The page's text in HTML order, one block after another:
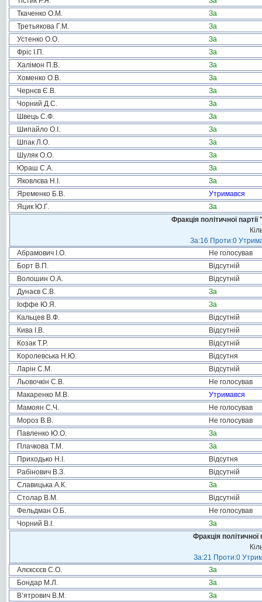
Ткаченко О.М.
За
Третьякова Г.М.
За
Устенко О.О.
За
Фріс І.П.
За
Халімон П.В.
За
Хоменко О.В.
За
Чернєв Є.В.
За
Чорний Д.С.
За
Швець С.Ф.
За
Шипайло О.І.
За
Шпак Л.О.
За
Шуляк О.О.
За
Юраш С.А.
За
Яковлєва Н.І.
За
Яременко Б.В.
Утримався
Яцик Ю.Г.
За
Фракція політичної
За:16 Проти:0
Абрамович І.О.
Не голосував
Борт В.П.
Відсутній
Волошин О.А.
Відсутній
Дунаєв С.В.
За
Іоффе Ю.Я.
За
Кальцев В.Ф.
Відсутній
Кива І.В.
Відсутній
Козак Т.Р.
Відсутній
Королевська Н.Ю.
Відсутня
Ларін С.М.
Відсутній
Льовочкін С.В.
Не голосував
Макаренко М.В.
Утримався
Мамоян С.Ч.
Не голосував
Мороз В.В.
Не голосував
Павленко Ю.О.
За
Плачкова Т.М.
За
Приходько Н.І.
Відсутня
Рабінович В.З.
Відсутній
Славицька А.К.
За
Столар В.М.
Відсутній
Фельдман О.Б.
Не голосував
Чорний В.І.
За
Фракція
За:21 Проти:0
Алєксєєв С.О.
За
Бондар М.Л.
За
В’ятрович В.М.
За